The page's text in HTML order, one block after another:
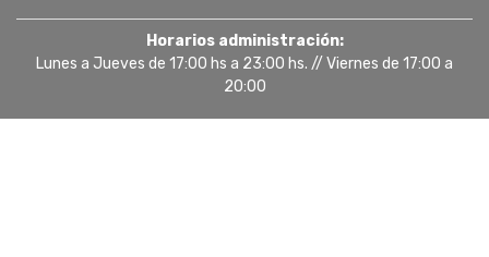
Horarios administración:
Lunes a Jueves de 17:00 hs a 23:00 hs. // Viernes de 17:00 a
20:00